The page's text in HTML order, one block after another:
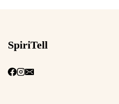
SpiriTell